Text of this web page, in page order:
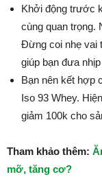
Khởi động trước
cùng quan trọng.
Đừng coi nhẹ vai
giúp bạn đưa
Bạn nên kết hợp
Iso 93 Whey.
giảm 100k cho
Tham khảo thêm:
mỡ, tăng cơ?